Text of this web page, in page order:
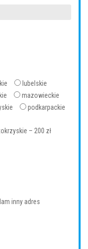
lubelskie
mazowieckie
podkarpackie
– 200 zł
inny adres